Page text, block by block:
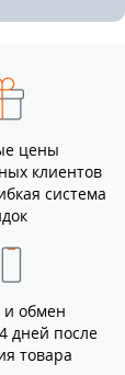
цены
клиентов
система
и обмен
дней после
товара